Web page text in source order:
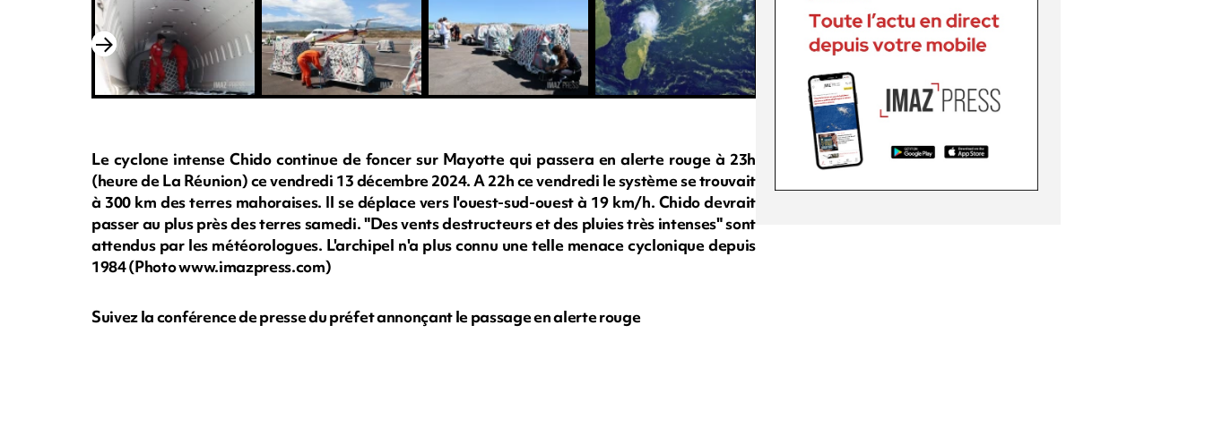
Le cyclone intense Chido continue de foncer sur Mayotte qui passera en alerte rouge à 23h
(heure de La Réunion) ce vendredi 13 décembre 2024. A 22h ce vendredi le système se trouvait
à 300 km des terres mahoraises. Il se déplace vers l'ouest-sud-ouest à 19 km/h. Chido devrait
passer au plus près des terres samedi. "Des vents destructeurs et des pluies très intenses" sont
attendus par les météorologues. L'archipel n'a plus connu une telle menace cyclonique depuis
1984 (Photo www.imazpress.com)
Suivez la conférence de presse du préfet annonçant le passage en alerte rouge